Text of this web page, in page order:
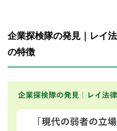
企業探検隊の発見｜レイ
の特徴